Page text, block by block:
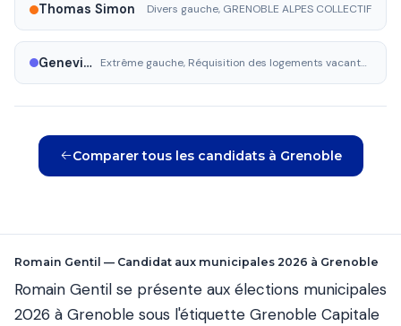
Thomas Simon Divers gauche, GRENOBLE ALPES COLLECTIF
Geneviève Krzyzak Extrême gauche, Réquisition des logements vacants, l'argent pour les services publics, pas pour la guerre
Comparer tous les candidats à Grenoble
Romain Gentil — Candidat aux municipales 2026 à Grenoble
Romain Gentil se présente aux élections municipales
2026 à Grenoble sous l'étiquette Grenoble Capitale